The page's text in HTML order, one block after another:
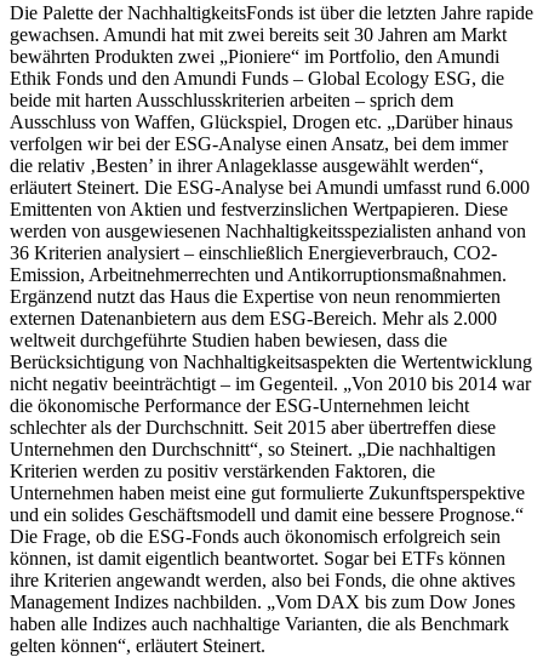
Die Palette der NachhaltigkeitsFonds ist über die letzten Jahre rapide
gewachsen. Amundi hat mit zwei bereits seit 30 Jahren am Markt
bewährten Produkten zwei „Pioniere“ im Portfolio, den Amundi
Ethik Fonds und den Amundi Funds – Global Ecology ESG, die
beide mit harten Ausschlusskriterien arbeiten – sprich dem
Ausschluss von Waffen, Glückspiel, Drogen etc. „Darüber hinaus
verfolgen wir bei der ESG-Analyse einen Ansatz, bei dem immer
die relativ ‚Besten’ in ihrer Anlageklasse ausgewählt werden“,
erläutert Steinert. Die ESG-Analyse bei Amundi umfasst rund 6.000
Emittenten von Aktien und festverzinslichen Wertpapieren. Diese
werden von ausgewiesenen Nachhaltigkeitsspezialisten anhand von
36 Kriterien analysiert – einschließlich Energieverbrauch, CO2-
Emission, Arbeitnehmerrechten und Antikorruptionsmaßnahmen.
Ergänzend nutzt das Haus die Expertise von neun renommierten
externen Datenanbietern aus dem ESG-Bereich. Mehr als 2.000
weltweit durchgeführte Studien haben bewiesen, dass die
Berücksichtigung von Nachhaltigkeitsaspekten die Wertentwicklung
nicht negativ beeinträchtigt – im Gegenteil. „Von 2010 bis 2014 war
die ökonomische Performance der ESG-Unternehmen leicht
schlechter als der Durchschnitt. Seit 2015 aber übertreffen diese
Unternehmen den Durchschnitt“, so Steinert. „Die nachhaltigen
Kriterien werden zu positiv verstärkenden Faktoren, die
Unternehmen haben meist eine gut formulierte Zukunftsperspektive
und ein solides Geschäftsmodell und damit eine bessere Prognose.“
Die Frage, ob die ESG-Fonds auch ökonomisch erfolgreich sein
können, ist damit eigentlich beantwortet. Sogar bei ETFs können
ihre Kriterien angewandt werden, also bei Fonds, die ohne aktives
Management Indizes nachbilden. „Vom DAX bis zum Dow Jones
haben alle Indizes auch nachhaltige Varianten, die als Benchmark
gelten können“, erläutert Steinert.